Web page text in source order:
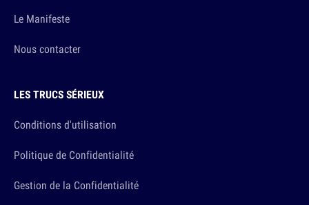
Le Manifeste
Nous contacter
LES TRUCS SÉRIEUX
Conditions d'utilisation
Politique de Confidentialité
Gestion de la Confidentialité